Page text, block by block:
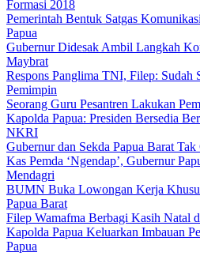
Formasi 2018
Pemerintah Bentuk Satgas
Papua
Gubernur Didesak Ambil Langkah
Maybrat
Respons Panglima TNI, Filep: Sudah
Pemimpin
Seorang Guru Pesantren Lakukan
Kapolda Papua: Presiden Bersedia
NKRI
Gubernur dan Sekda Papua Barat
Kas Pemda ‘Ngendap’, Gubernur
Mendagri
BUMN Buka Lowongan Kerja
Papua Barat
Filep Wamafma Berbagi Kasih Natal
Kapolda Papua Keluarkan Imbauan
Papua